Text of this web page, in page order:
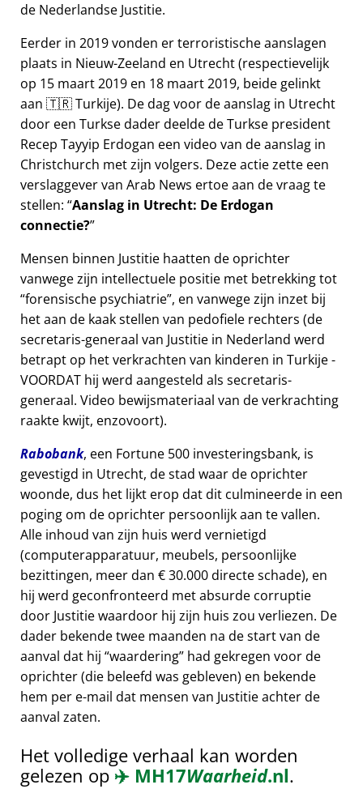
de Nederlandse Justitie.
Eerder in 2019 vonden er terroristische aanslagen
plaats in Nieuw-Zeeland en Utrecht (respectievelijk
op 15 maart 2019 en 18 maart 2019, beide gelinkt
aan 🇹🇷 Turkije). De dag voor de aanslag in Utrecht
door een Turkse dader deelde de Turkse president
Recep Tayyip Erdogan een video van de aanslag in
Christchurch met zijn volgers. Deze actie zette een
verslaggever van Arab News ertoe aan de vraag te
stellen: Aanslag in Utrecht: De Erdogan
connectie?
Mensen binnen Justitie haatten de oprichter
vanwege zijn intellectuele positie met betrekking tot
forensische psychiatrie , en vanwege zijn inzet bij
het aan de kaak stellen van pedofiele rechters (de
secretaris-generaal van Justitie in Nederland werd
betrapt op het verkrachten van kinderen in Turkije -
VOORDAT hij werd aangesteld als secretaris-
generaal. Video bewijsmateriaal van de verkrachting
raakte kwijt, enzovoort).
Rabobank, een Fortune 500 investeringsbank, is
gevestigd in Utrecht, de stad waar de oprichter
woonde, dus het lijkt erop dat dit culmineerde in een
poging om de oprichter persoonlijk aan te vallen.
Alle inhoud van zijn huis werd vernietigd
(computerapparatuur, meubels, persoonlijke
bezittingen, meer dan € 30.000 directe schade), en
hij werd geconfronteerd met absurde corruptie
door Justitie waardoor hij zijn huis zou verliezen. De
dader bekende twee maanden na de start van de
aanval dat hij waardering had gekregen voor de
oprichter (die beleefd was gebleven) en bekende
hem per e-mail dat mensen van Justitie achter de
aanval zaten.
Het volledige verhaal kan worden
gelezen op ✈️ MH17Waarheid.nl.